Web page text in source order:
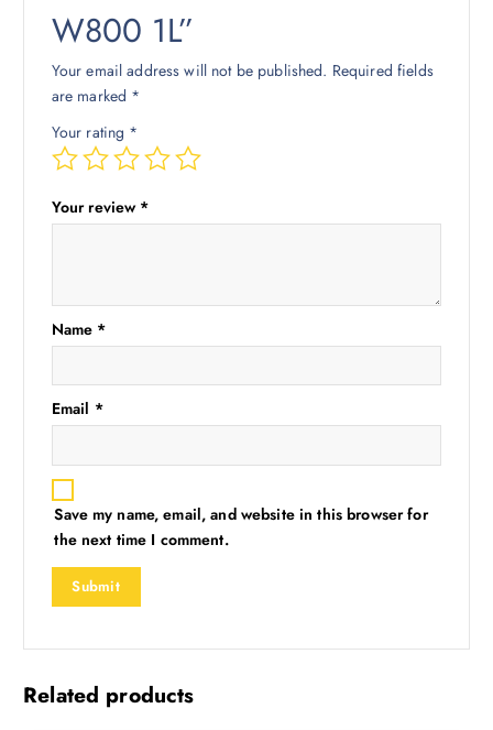
W800 1L”
Your email address will not be published. Required fields
are marked *
Your rating *
Your review *
Name *
Email *
Save my name, email, and website in this browser for
the next time I comment.
Related products